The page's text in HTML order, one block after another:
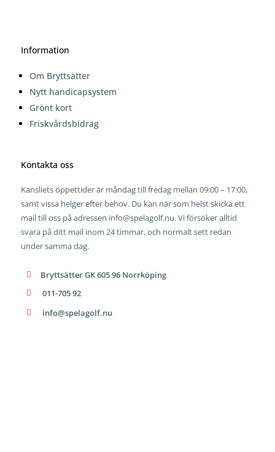
Information
Om Bryttsätter
Nytt handicapsystem
Grönt kort
Friskvårdsbidrag
Kontakta oss
Kansliets öppettider är måndag till fredag mellan 09:00 – 17:00,
samt vissa helger efter behov. Du kan när som helst skicka ett
mail till oss på adressen info@spelagolf.nu. Vi försöker alltid
svara på ditt mail inom 24 timmar, och normalt sett redan
under samma dag.
‏‏‎ ‎‏‏‎ ‎Bryttsätter GK 605 96 Norrköping
‏‏‎ ‎‏‏‎ ‎ 011-705 92
‏‏‎ ‏‏‎ ‎‏‏‎ ‎info@spelagolf.nu